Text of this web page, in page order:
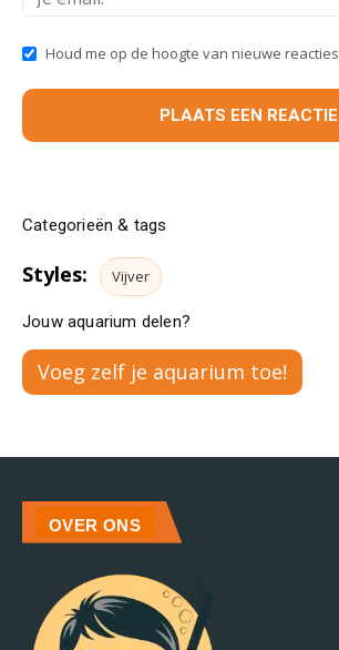
Houd me op de hoogte van nieuwe reacties
Categorieën & tags
Styles: Vijver
Jouw aquarium delen?
Voeg zelf je aquarium toe!
OVER ONS